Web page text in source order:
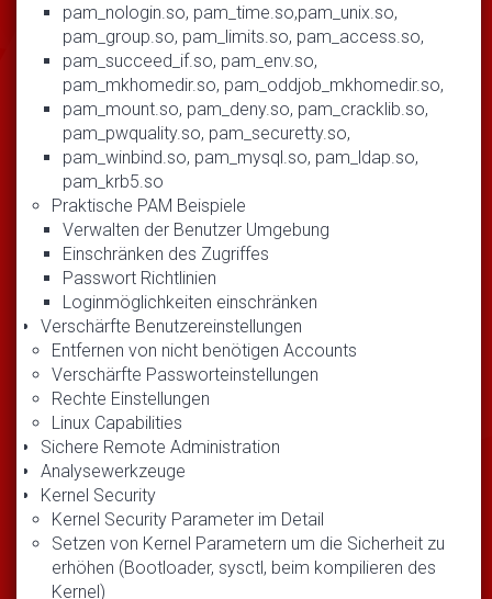
pam_nologin.so, pam_time.so,pam_unix.so,
pam_group.so, pam_limits.so, pam_access.so,
pam_succeed_if.so, pam_env.so,
pam_mkhomedir.so, pam_oddjob_mkhomedir.so,
pam_mount.so, pam_deny.so, pam_cracklib.so,
pam_pwquality.so, pam_securetty.so,
pam_winbind.so, pam_mysql.so, pam_ldap.so,
pam_krb5.so
Praktische PAM Beispiele
Verwalten der Benutzer Umgebung
Einschränken des Zugriffes
Passwort Richtlinien
Loginmöglichkeiten einschränken
Verschärfte Benutzereinstellungen
Entfernen von nicht benötigen Accounts
Verschärfte Passworteinstellungen
Rechte Einstellungen
Linux Capabilities
Sichere Remote Administration
Analysewerkzeuge
Kernel Security
Kernel Security Parameter im Detail
Setzen von Kernel Parametern um die Sicherheit zu
erhöhen (Bootloader, sysctl, beim kompilieren des
Kernel)